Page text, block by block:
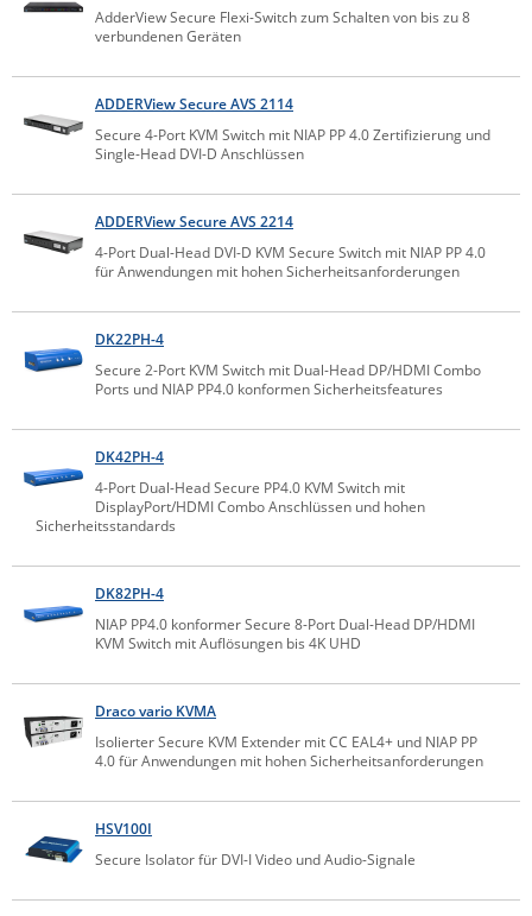
Serverräume
RMA / Rücksendung / Support
Enginko - mcf88
Fokus Technologies
Gude
Guntermann & Drunck
High Sec Labs
IEC Lock
Kramer Electronics
KVM TEC
Legrand
LigoWave
Milesight
Moxa
Netio
Panorama Antennas
PatchSee
Power Kingdom
Poynting
AdderView Secure Flexi-Switch zum Schalten von bis zu 8
verbundenen Geräten
ADDERView Secure AVS 2114
Secure 4-Port KVM Switch mit NIAP PP 4.0 Zertifizierung und
Single-Head DVI-D Anschlüssen
ADDERView Secure AVS 2214
4-Port Dual-Head DVI-D KVM Secure Switch mit NIAP PP 4.0
für Anwendungen mit hohen Sicherheitsanforderungen
DK22PH-4
Secure 2-Port KVM Switch mit Dual-Head DP/HDMI Combo
Ports und NIAP PP4.0 konformen Sicherheitsfeatures
DK42PH-4
4-Port Dual-Head Secure PP4.0 KVM Switch mit
DisplayPort/HDMI Combo Anschlüssen und hohen
Sicherheitsstandards
DK82PH-4
NIAP PP4.0 konformer Secure 8-Port Dual-Head DP/HDMI
KVM Switch mit Auflösungen bis 4K UHD
Draco vario KVMA
Isolierter Secure KVM Extender mit CC EAL4+ und NIAP PP
4.0 für Anwendungen mit hohen Sicherheitsanforderungen
HSV100I
Secure Isolator für DVI-I Video und Audio-Signale